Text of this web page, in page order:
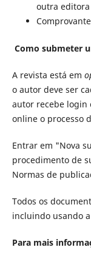
outra
Como submeter
A revista está em
o autor deve ser
autor recebe login
online o processo
Entrar em "Nova
procedimento de
Normas de
Todos os
incluindo usando
Para mais